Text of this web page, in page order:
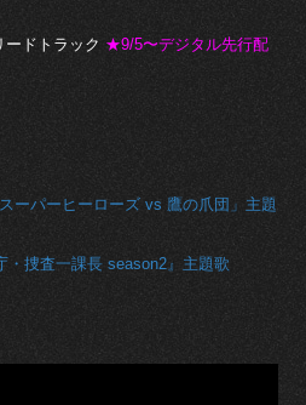
ドトラック ★9/5〜デジタル先行配
ーパーヒーローズ vs 鷹の爪団」主題
・捜査一課長 season2』主題歌